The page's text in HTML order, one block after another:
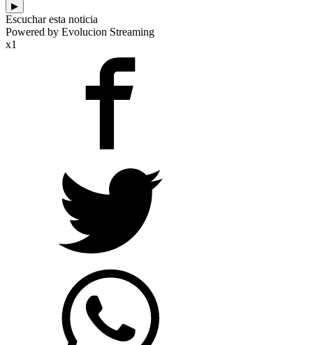
▶
Escuchar esta noticia
Powered by Evolucion Streaming
x1